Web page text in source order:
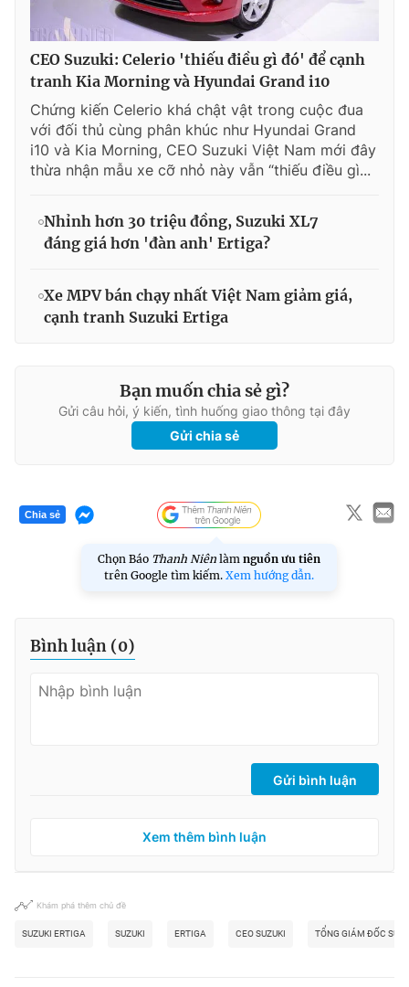
CEO Suzuki: Celerio 'thiếu điều gì đó' để cạnh
tranh Kia Morning và Hyundai Grand i10
Chứng kiến Celerio khá chật vật trong cuộc đua
với đối thủ cùng phân khúc như Hyundai Grand
i10 và Kia Morning, CEO Suzuki Việt Nam mới đây
thừa nhận mẫu xe cỡ nhỏ này vẫn “thiếu điều gì...
Nhỉnh hơn 30 triệu đồng, Suzuki XL7
đáng giá hơn 'đàn anh' Ertiga?
Xe MPV bán chạy nhất Việt Nam giảm giá,
cạnh tranh Suzuki Ertiga
Bạn muốn chia sẻ gì?
Gửi câu hỏi, ý kiến, tình huống giao thông tại đây
Gửi chia sẻ
Chia sẻ
Chọn Báo Thanh Niên làm nguồn ưu tiên
trên Google tìm kiếm. Xem hướng dẫn.
Bình luận (0)
Gửi bình luận
Xem thêm bình luận
Khám phá thêm chủ đề
SUZUKI ERTIGA SUZUKI ERTIGA CEO SUZUKI TỔNG GIÁM ĐỐC